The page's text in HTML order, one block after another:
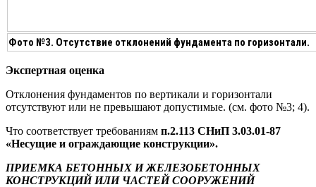
Фото №3. Отсутствие отклонений фундамента по горизонтали.
Экспертная оценка
Отклонения фундаментов по вертикали и горизонтали
отсутствуют или не превышают допустимые. (см. фото №3; 4).
Что соответствует требованиям п.2.113 СНиП 3.03.01-87
«Несущие и ограждающие конструкции».
ПРИЕМКА БЕТОННЫХ И ЖЕЛЕЗОБЕТОННЫХ
КОНСТРУКЦИЙ ИЛИ ЧАСТЕЙ СООРУЖЕНИЙ